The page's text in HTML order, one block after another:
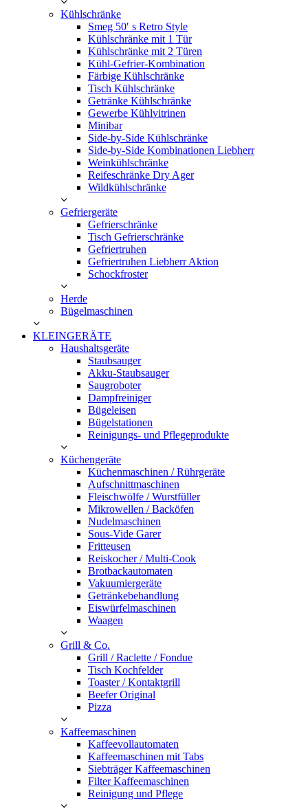
Kühlschränke
Smeg 50′ s Retro Style
Kühlschränke mit 1 Tür
Kühlschränke mit 2 Türen
Kühl-Gefrier-Kombination
Färbige Kühlschränke
Tisch Kühlschränke
Getränke Kühlschränke
Gewerbe Kühlvitrinen
Minibar
Side-by-Side Kühlschränke
Side-by-Side Kombinationen Liebherr
Weinkühlschränke
Reifeschränke Dry Ager
Wildkühlschränke
Gefriergeräte
Gefrierschränke
Tisch Gefrierschränke
Gefriertruhen
Gefriertruhen Liebherr Aktion
Schockfroster
Herde
Bügelmaschinen
KLEINGERÄTE
Haushaltsgeräte
Staubsauger
Akku-Staubsauger
Saugroboter
Dampfreiniger
Bügeleisen
Bügelstationen
Reinigungs- und Pflegeprodukte
Küchengeräte
Küchenmaschinen / Rührgeräte
Aufschnittmaschinen
Fleischwölfe / Wurstfüller
Mikrowellen / Backöfen
Nudelmaschinen
Sous-Vide Garer
Fritteusen
Reiskocher / Multi-Cook
Brotbackautomaten
Vakuumiergeräte
Getränkebehandlung
Eiswürfelmaschinen
Waagen
Grill & Co.
Grill / Raclette / Fondue
Tisch Kochfelder
Toaster / Kontaktgrill
Beefer Original
Pizza
Kaffeemaschinen
Kaffeevollautomaten
Kaffeemaschinen mit Tabs
Siebträger Kaffeemaschinen
Filter Kaffeemaschinen
Reinigung und Pflege